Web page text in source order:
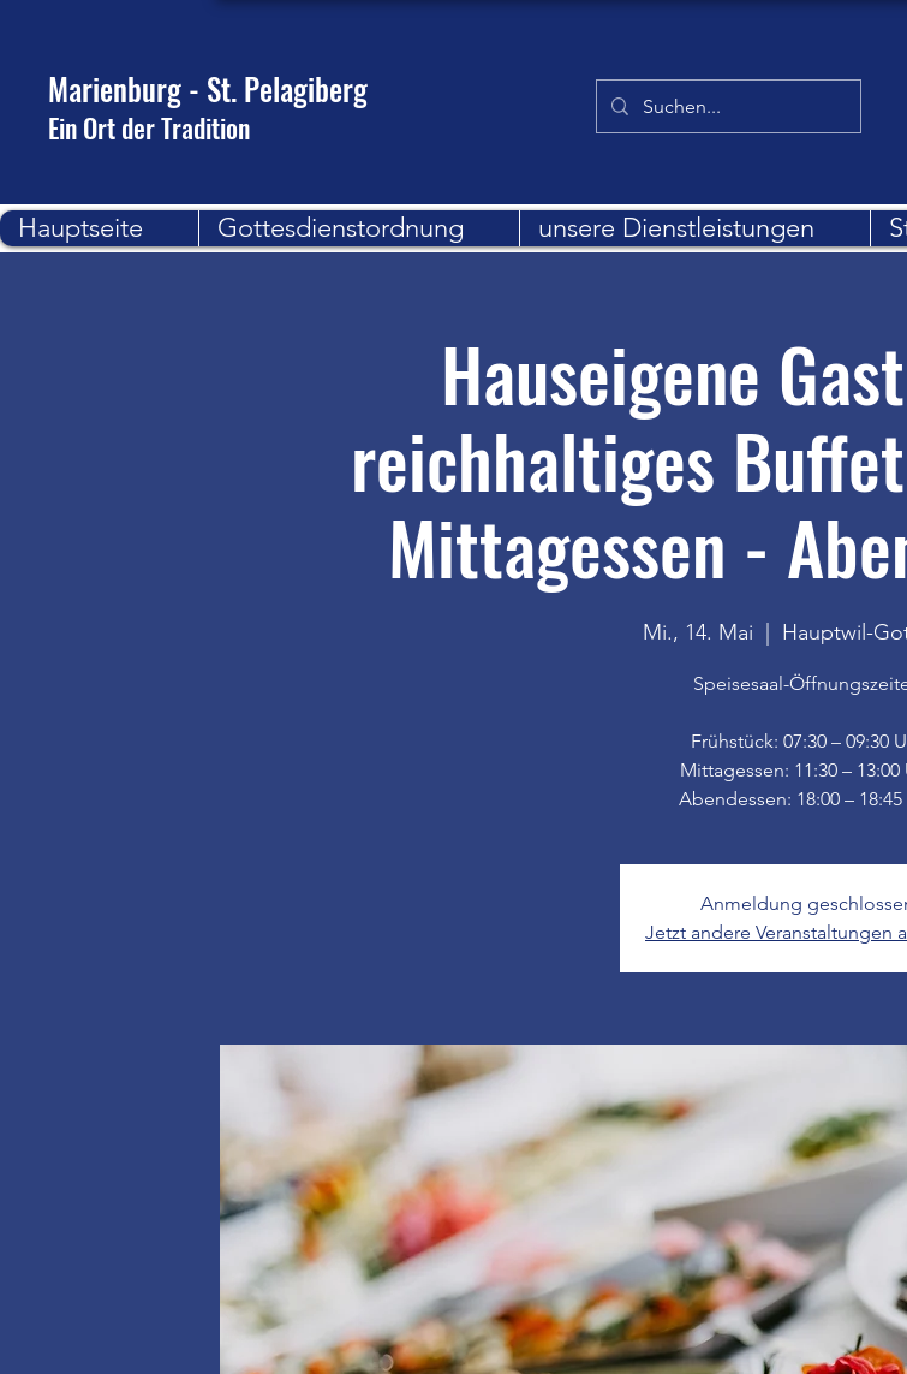
Marienburg - St. Pelagiberg
Ein Ort der Tradition
Hauptseite Gottesdienstordnung unsere Dienstleistungen
Hauseigene
reichhaltiges
Mittagessen -
Mi., 14. Mai
  |
Hauptwil-
Speisesaal-
Frühstück: 07:30 – 09:30
Mittagessen: 11:30 – 13:00
Anmeldung
Jetzt andere Veranstaltungen